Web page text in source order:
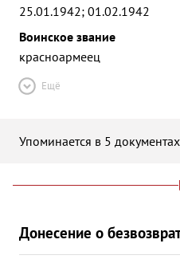
25.01.1942; 01.02.1942
Воинское звание
красноармеец
Ещё
Упоминается в 5 документах
Донесение о